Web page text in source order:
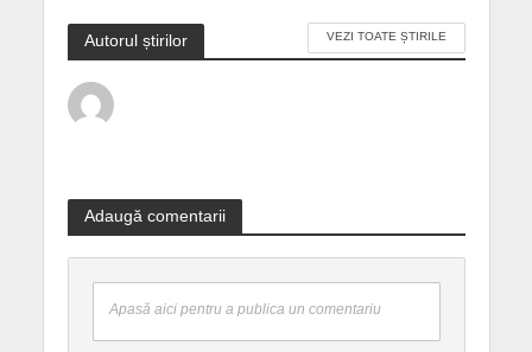
Autorul știrilor VEZI TOATE ȘTIRILE
Adaugă comentarii
Apasă aici pentru a publica un comentariu